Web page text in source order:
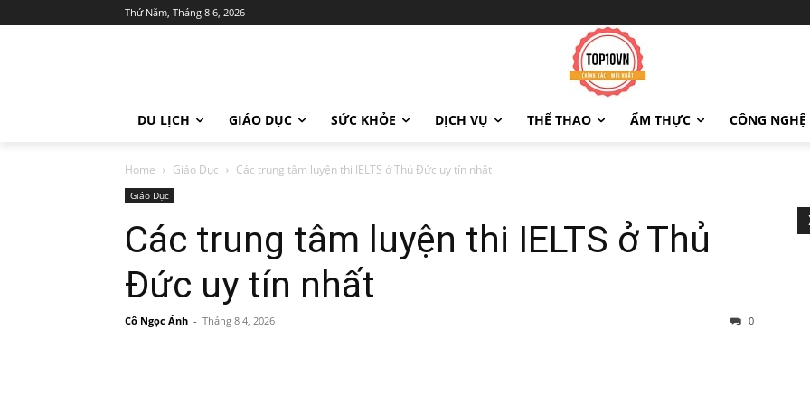
Thứ Năm, Tháng 8 6, 2026
DU LỊCH GIÁO DỤC SỨC KHỎE DỊCH VỤ THỂ THAO ẨM THỰC CÔNG NGHỆ
Home Giáo Dục Các trung tâm luyện thi IELTS ở Thủ Đức uy tín nhất
Giáo Dục
Các trung tâm luyện thi IELTS ở Thủ
Đức uy tín nhất
Cô Ngọc Ánh - Tháng 8 4, 2026 0